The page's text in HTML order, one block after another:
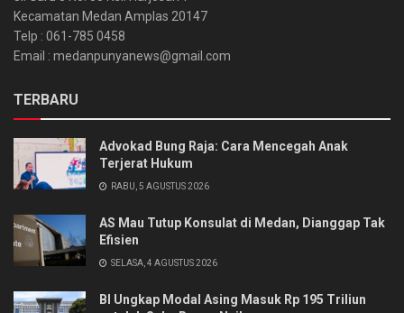
Kecamatan Medan Amplas 20147
Telp : 061-785 0458
Email : medanpunyanews@gmail.com
TERBARU
Advokad Bung Raja: Cara Mencegah Anak
Terjerat Hukum
RABU, 5 AGUSTUS 2026
AS Mau Tutup Konsulat di Medan, Dianggap Tak
Efisien
SELASA, 4 AGUSTUS 2026
BI Ungkap Modal Asing Masuk Rp 195 Triliun